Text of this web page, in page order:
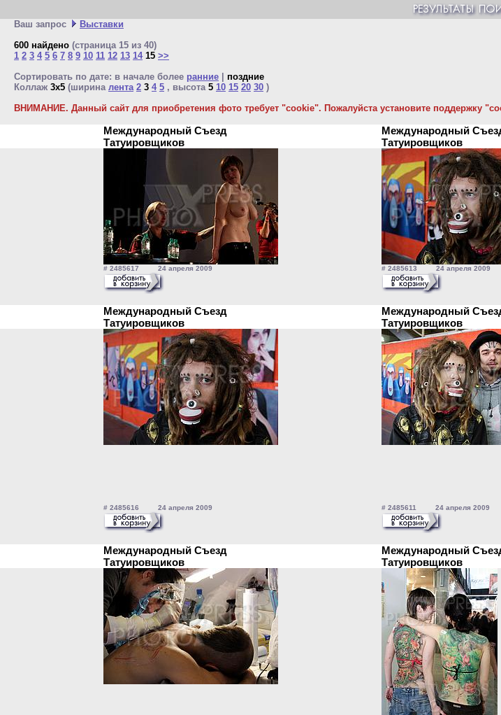
Ваш запрос
Выставки
600 найдено (страница 15 из 40)
1 2 3 4 5 6 7 8 9 10 11 12 13 14 15 >>
Сортировать по дате: в начале более ранние
поздние
Коллаж 3x5 (ширина лента 2 3 4 5 , высота 5 10 15 20 30 )
ВНИМАНИЕ. Данный сайт для приобретения фото требует "cookie". Пожалуйста установите поддержку
Международный Съезд
Татуировщиков
Международный
Татуировщиков
# 2485617 24 апреля 2009 # 2485613 24 апреля 2009
Международный Съезд
Татуировщиков
Международный
Татуировщиков
# 2485616 24 апреля 2009 # 2485611 24 апреля 2009
Международный Съезд
Татуировщиков
Международный
Татуировщиков